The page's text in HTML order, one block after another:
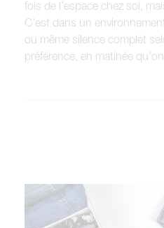
fois de l’espace chez soi,
C’est dans un
ou même silence complet
préférence, en matinée